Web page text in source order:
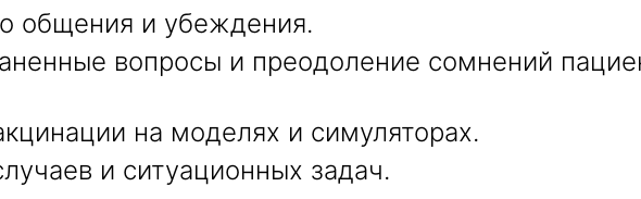
общения и убеждения.
вопросы и преодоление сомнений
на моделях и симуляторах.
и ситуационных задач.